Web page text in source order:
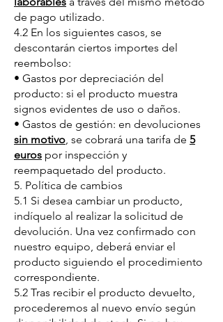
de pago utilizado.
4.2 En los siguientes casos, se
descontarán ciertos importes del
reembolso:
• Gastos por depreciación del
producto: si el producto muestra
signos evidentes de uso o daños.
• Gastos de gestión: en devoluciones
sin motivo, se cobrará una tarifa de 5
euros por inspección y
reempaquetado del producto.
5. Política de cambios
5.1 Si desea cambiar un producto,
indíquelo al realizar la solicitud de
devolución. Una vez confirmado con
nuestro equipo, deberá enviar el
producto siguiendo el procedimiento
correspondiente.
5.2 Tras recibir el producto devuelto,
procederemos al nuevo envío según